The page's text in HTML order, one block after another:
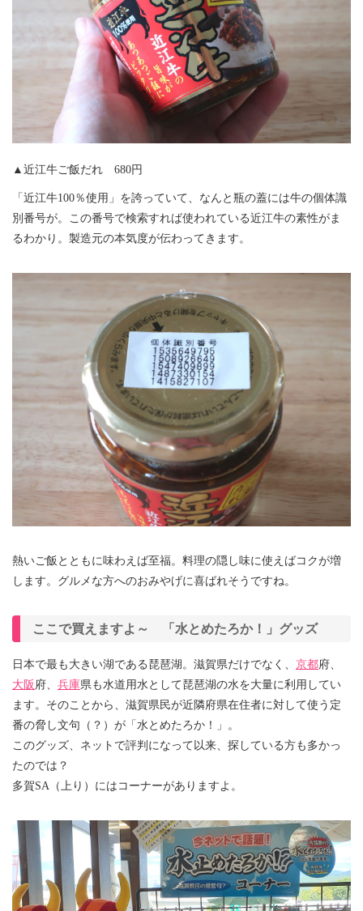
▲近江牛ご飯だれ 680円
「近江牛100％使用」を誇っていて、なんと瓶の蓋には牛の個体識
別番号が。この番号で検索すれば使われている近江牛の素性がま
るわかり。製造元の本気度が伝わってきます。
熱いご飯とともに味わえば至福。料理の隠し味に使えばコクが増
します。グルメな方へのおみやげに喜ばれそうですね。
ここで買えますよ～ 「水とめたろか！」グッズ
日本で最も大きい湖である琵琶湖。滋賀県だけでなく、 京都府、
大阪 府、 兵庫県も水道用水として琵琶湖の水を大量に利用してい
ます。そのことから、滋賀県民が近隣府県在住者に対して使う定
番の脅し文句（？）が「水とめたろか！」。
このグッズ、ネットで評判になって以来、探している方も多かっ
たのでは？
多賀SA（上り）にはコーナーがありますよ。